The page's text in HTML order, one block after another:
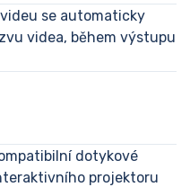
se automaticky
videa, během výstupu
dotykové
projektoru